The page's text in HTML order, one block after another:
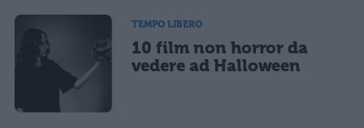
TEMPO LIBERO
10 film non horror da
vedere ad Halloween